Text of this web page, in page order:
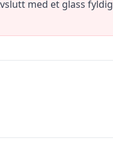
med et glass fyldig